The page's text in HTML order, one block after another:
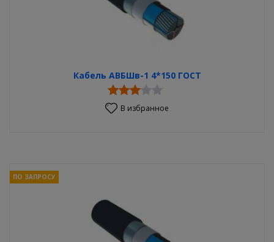
Кабель АВБШв-1 4*150 ГОСТ
В избранное
ПО ЗАПРОСУ